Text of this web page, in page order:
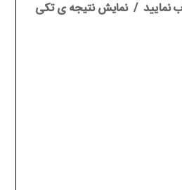
نمایید نمایش نتیجه ی تکی